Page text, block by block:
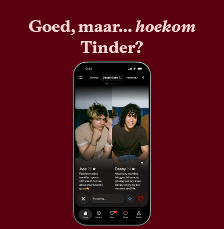
Goed, maar…hoekom
Tinder?